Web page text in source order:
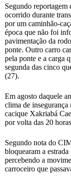
Segundo reportagem
ocorrido durante
por um caminhão-
época que não foi
pavimentação da
ponte. Outro carro
pela ponte e a carga
segunda das cinco
(27).
Em agosto daquele
clima de
cacique Xakriabá
por volta das 20
Segundo nota do
bloquearam a
percebendo a
carroceiro que